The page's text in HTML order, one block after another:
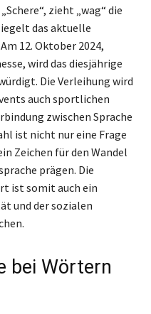
zieht „wag“ die
das aktuelle
12. Oktober 2024,
wird das diesjährige
Die Verleihung wird
auch sportlichen
zwischen Sprache
ist nicht nur eine Frage
Zeichen für den Wandel
prägen. Die
ist somit auch ein
und der sozialen
bei Wörtern